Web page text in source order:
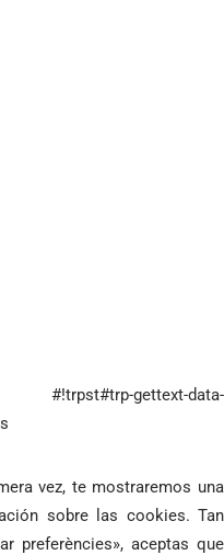
gettext-data-
vez, te mostraremos una
sobre las cookies. Tan
preferències», aceptas que